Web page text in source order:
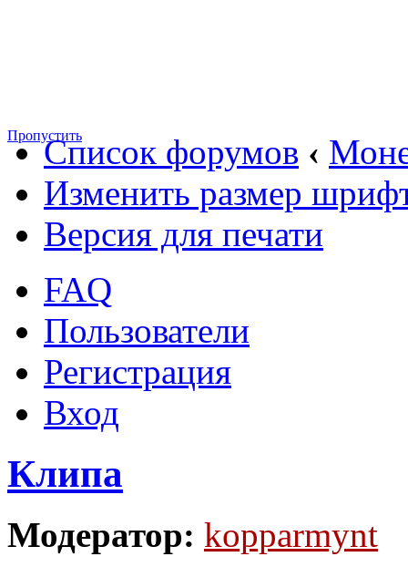
ПропуститьСписок форумов ‹
Изменить размер
Версия для печати
FAQ
Пользователи
Регистрация
Вход
Клипа
Модератор: kopparmynt